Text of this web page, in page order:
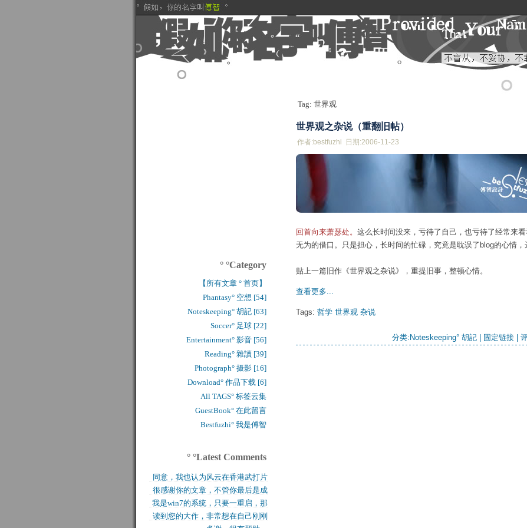
Tag: 世界观
世界观之杂说（重翻旧帖）
作者:bestfuzhi 日期:2006-11-23
回首向来萧瑟处。 这么长时间没来，亏待了自己，也亏待了经常来
无为的借口。只是担心，长时间的忙碌，究竟是耽误了blog的心情，
贴上一篇旧作《世界观之杂说》，重提旧事，整顿心情。
查看更多...
Tags: 哲学 世界观 杂说
分类: Noteskeeping° 胡記 固定链接
° °Category
【所有文章 ° 首页】
Phantasy° 空想 [54]
Noteskeeping° 胡記 [63]
Soccer° 足球 [22]
Entertainment° 影音 [56]
Reading° 雜讀 [39]
Photograph° 摄影 [16]
Download° 作品下载 [6]
All TAGS° 标签云集
GuestBook° 在此留言
Bestfuzhi° 我是傅智
° °Latest Comments
同意，我也认为风云在香港武打片
历史上是绝无仅有的，...
很感谢你的文章，不管你最后是成
功还是失败，能让后来...
我是win7的系统，只要一重启，那
块MFT盘就无法...
读到您的大作，非常想在自己刚刚